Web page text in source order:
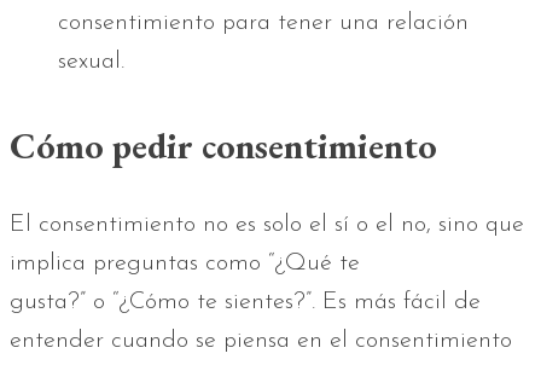
consentimiento para tener una relación
sexual.
Cómo pedir consentimiento
El consentimiento no es solo el sí o el no, sino que
implica preguntas como “¿Qué te
gusta?” o “¿Cómo te sientes?”. Es más fácil de
entender cuando se piensa en el consentimiento